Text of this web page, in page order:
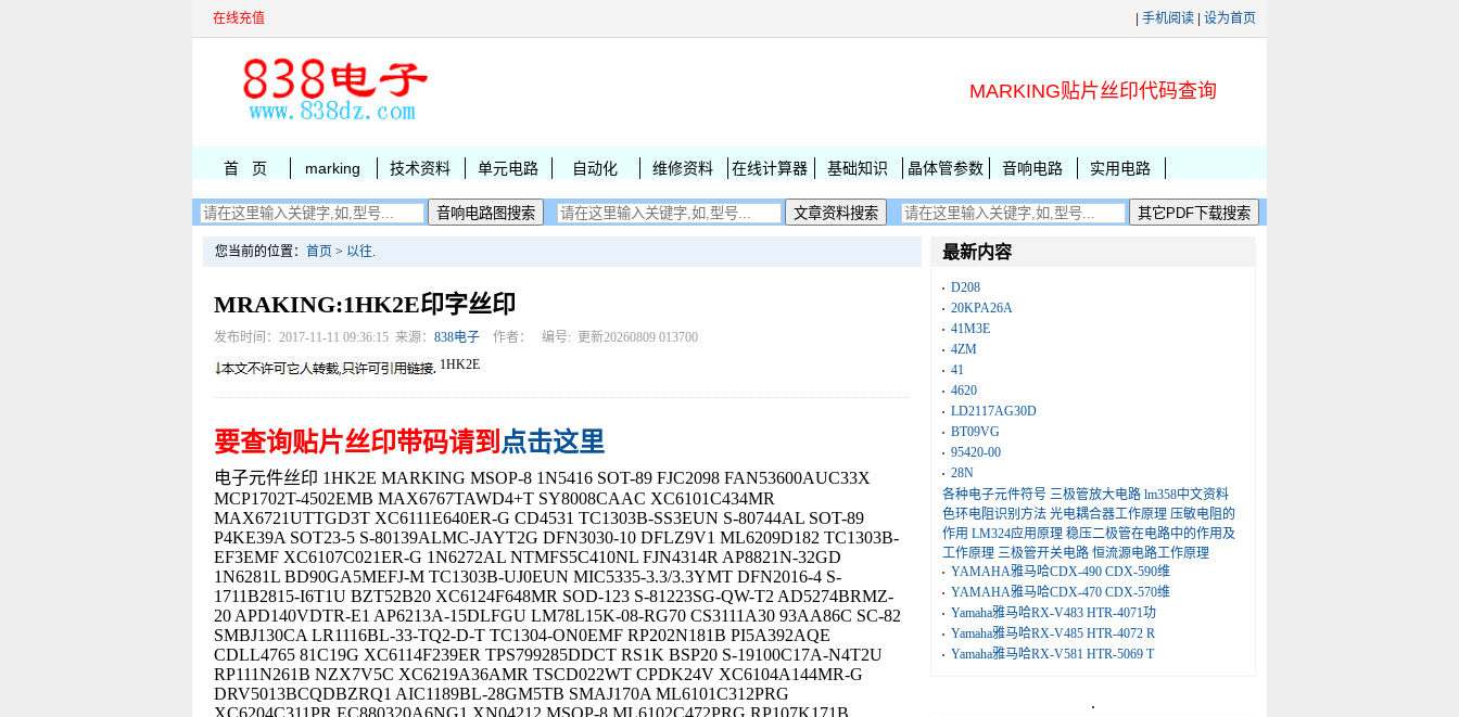
在线充值 手机阅读 设为首页
MARKING贴片丝印代码查询
首 页 marking 技术资料 单元电路 自动化 维修资料 在线计算器 基础知识 晶体管参数 音响电路 实用电路
您当前的位置： 首页 > 以往.
MRAKING:1HK2E印字丝印
发布时间：2017-11-11 09:36:15 来源： 838电子 作者： 编号: 更新20260809 013700
1HK2E
要查询贴片丝印带码请到 点击这里
电子元件丝印 1HK2E MARKING MSOP-8 1N5416 SOT-89 FJC2098 FAN53600AUC33X
MCP1702T-4502EMB MAX6767TAWD4+T SY8008CAAC XC6101C434MR
MAX6721UTTGD3T XC6111E640ER-G CD4531 TC1303B-SS3EUN S-80744AL SOT-89
P4KE39A SOT23-5 S-80139ALMC-JAYT2G DFN3030-10 DFLZ9V1 ML6209D182 TC1303B-
EF3EMF XC6107C021ER-G 1N6272AL NTMFS5C410NL FJN4314R AP8821N-32GD
1N6281L BD90GA5MEFJ-M TC1303B-UJ0EUN MIC5335-3.3/3.3YMT DFN2016-4 S-
1711B2815-I6T1U BZT52B20 XC6124F648MR SOD-123 S-81223SG-QW-T2 AD5274BRMZ-
20 APD140VDTR-E1 AP6213A-15DLFGU LM78L15K-08-RG70 CS3111A30 93AA86C SC-82
SMBJ130CA LR1116BL-33-TQ2-D-T TC1304-ON0EMF RP202N181B PI5A392AQE
CDLL4765 81C19G XC6114F239ER TPS799285DDCT RS1K BSP20 S-19100C17A-N4T2U
RP111N261B NZX7V5C XC6219A36AMR TSCD022WT CPDK24V XC6104A144MR-G
DRV5013BCQDBZRQ1 AIC1189BL-28GM5TB SMAJ170A ML6101C312PRG
XC6204C311PR EC880320A6NG1 XN04212 MSOP-8 ML6102C472PRG RP107K171B
最新内容
D208
20KPA26A
41M3E
4ZM
41
4620
LD2117AG30D
BT09VG
95420-00
28N
各种电子元件符号 三极管放大电路 lm358中文资料
色环电阻识别方法 光电耦合器工作原理 压敏电阻的
作用 LM324应用原理 稳压二极管在电路中的作用及
工作原理 三极管开关电路 恒流源电路工作原理
YAMAHA雅马哈CDX-490 CDX-590维
YAMAHA雅马哈CDX-470 CDX-570维
Yamaha雅马哈RX-V483 HTR-4071功
Yamaha雅马哈RX-V485 HTR-4072 R
Yamaha雅马哈RX-V581 HTR-5069 T
.